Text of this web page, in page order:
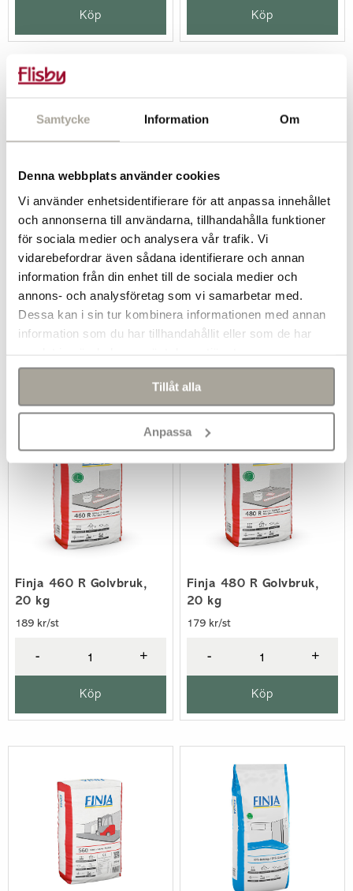
Samtycke Information Om
Denna webbplats använder cookies
Vi använder enhetsidentifierare för att anpassa innehållet
och annonserna till användarna, tillhandahålla funktioner
för sociala medier och analysera vår trafik. Vi
vidarebefordrar även sådana identifierare och annan
information från din enhet till de sociala medier och
annons- och analysföretag som vi samarbetar med.
Dessa kan i sin tur kombinera informationen med annan
information som du har tillhandahållit eller som de har
Tillåt alla
Anpassa
Köp Köp
Finja 420 DR
Handspackel, 20 kg
269 kr/st
- +
Finja 450 DR
Handspackel, 15 kg
299 kr/st
- +
Finja 460 R Golvbruk,
20 kg
189 kr/st
- +
Köp
Finja 480 R Golvbruk,
20 kg
179 kr/st
- +
Köp